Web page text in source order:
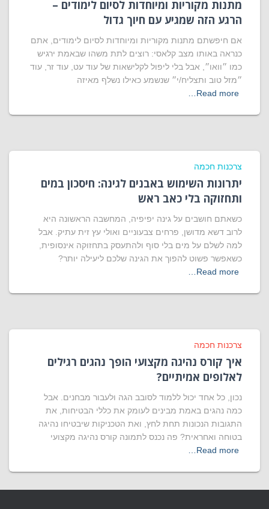
מתנות מקוריות ומיוחדות לסיום לימודים –
הרגע הזה שמגיע עם חיוך גדול
אם חיפשתם מתנות מקוריות ומיוחדות לסיום לימודים, אתם
כנראה באותו מצב קלאסי: רוצים לתת משהו שבאמת ירגיש
כמו ״וואו״, אבל בלי ליפול לקלישאות של עוד עט, עוד זר, עוד
״מזל טוב ותצליח/י״ שנשמע כאילו נשלף מאיזה
Read more…
צרכנות חכמה
יתרונות השימוש באבנים לגינה: חיסכון במים
ותחזוקה בלי כאב ראש
כשאתם חושבים על גינה יפיפיה, המחשבה הראשונה היא
לרוב דשא מדושן, פרחים צבעוניים ואולי עץ זית עתיק. אבל
למה לשלם על מים בלי סוף ולהתעסק בתחזוקה אינסופית,
כשאפשר פשוט להפוך את הגינה שלכם ליעילה יותר?
Read more…
צרכנות חכמה
איך קורס נהיגה מקצועי הופך נהגים רגילים
לאלופים אמיתיים?
נכון, כל אחד יכול ללמוד לסובב הגה ולעבור מבחנים. אבל
כמה נהגים באמת מבינים לעומק את כללי הבטיחות, את
התגובות הנכונות תחת לחץ, ואת הטכניקות שיבטיחו נהיגה
בטוחה ואחראית? פה נכנס לתמונה קורס נהיגה מקצועי
Read more…